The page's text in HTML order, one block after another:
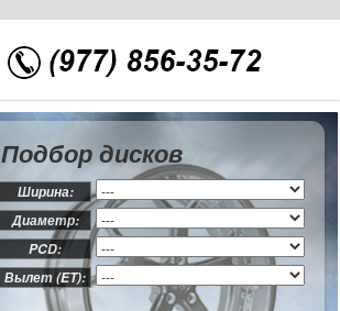
Подбор дисков
Ширина:
Диаметр:
PCD:
Вылет (ET):